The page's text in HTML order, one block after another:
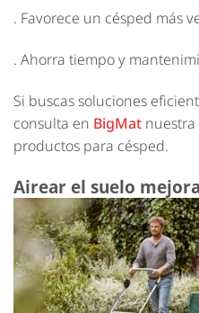
. Favorece un césped más
. Ahorra tiempo y
Si buscas soluciones
consulta en BigMat
productos para césped.
Airear el suelo